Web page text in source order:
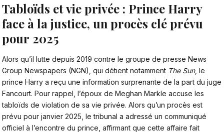
Tabloïds et vie privée : Prince Harry
face à la justice, un procès clé prévu
pour 2025
Alors qu’il lutte depuis 2019 contre le groupe de presse News
Group Newspapers (NGN), qui détient notamment The Sun, le
prince Harry a reçu une information surprenante de la part du juge
Fancourt. Pour rappel, l’époux de Meghan Markle accuse les
tabloïds de violation de sa vie privée. Alors qu’un procès est
prévu pour janvier 2025, le tribunal a adressé un communiqué
officiel à l’encontre du prince, affirmant que cette affaire fait